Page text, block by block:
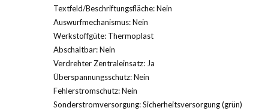
Textfeld/Beschriftungsfläche: Nein
Auswurfmechanismus: Nein
Werkstoffgüte: Thermoplast
Abschaltbar: Nein
Verdrehter Zentraleinsatz: Ja
Überspannungsschutz: Nein
Fehlerstromschutz: Nein
Sonderstromversorgung: Sicherheitsversorgung (grün)